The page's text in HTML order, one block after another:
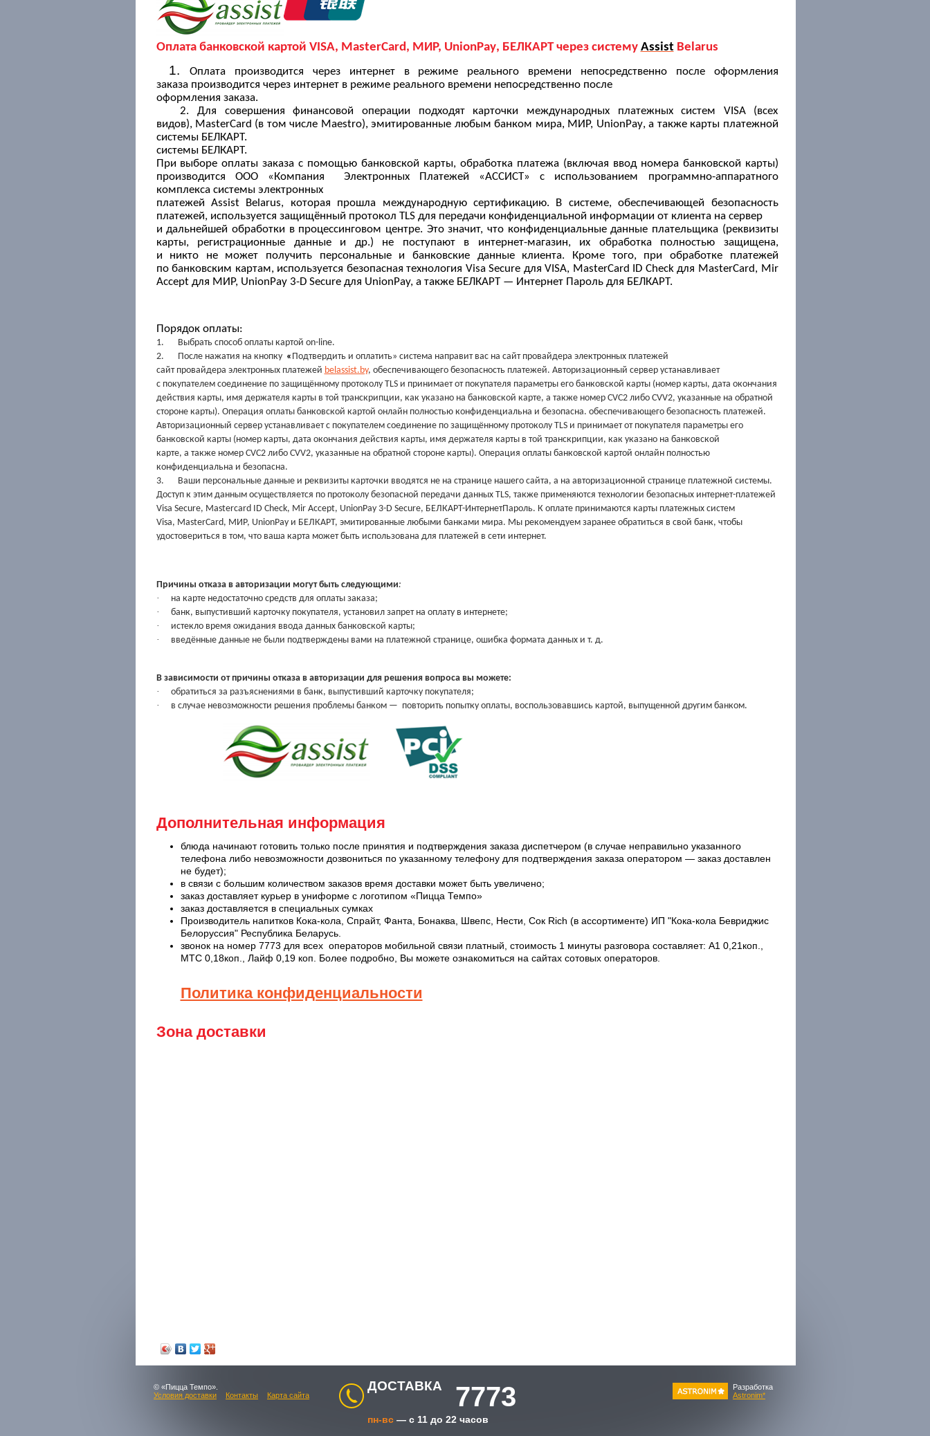
Оплата банковской картой VISA, MasterCard, МИР, UnionPay, БЕЛКАРТчерез систему Assist Belarus
1.Оплата производится через интернет в режиме реального времени непосредственно после оформления
заказа производится через интернет в режиме реального времени непосредственно после
оформления заказа.
2. Для совершения финансовой операции подходят карточки международных платежных систем VISA (всех
видов), MasterCard (в том числе Maestro), эмитированные любым банком мира, МИР, UnionPay, а также карты платежной
системы БЕЛКАРТ.
системы БЕЛКАРТ.
При выборе оплаты заказа с помощью банковской карты, обработка платежа (включая ввод номера банковской карты)
производится ООО «Компания Электронных Платежей «АССИСТ» с использованием программно-аппаратного
комплекса системы электронных
платежей Assist Belarus, которая прошла международную сертификацию. В системе, обеспечивающей безопасность
платежей, используется защищённый протокол TLS для передачи конфиденциальной информации от клиента на сервер
и дальнейшей обработки в процессинговом центре. Это значит, что конфиденциальные данные плательщика (реквизиты
карты, регистрационные данные и др.) не поступают в интернет-магазин, их обработка полностью защищена,
и никто не может получить персональные и банковские данные клиента. Кроме того, при обработке платежей
по банковским картам, используется безопасная технология Visa Secure для VISA, MasterCard ID Check для MasterCard, Mir
Accept для МИР, UnionPay 3-D Secure для UnionPay, а также БЕЛКАРТ — Интернет Пароль для БЕЛКАРТ.
Порядок оплаты:
1.
Выбрать способ оплаты картой on-line.
2.
После нажатия на кнопку « Подтвердить и оплатить» система направит вас на сайт провайдера электронных платежей
сайт провайдера электронных платежей belassist.by, обеспечивающего безопасность платежей. Авторизационный сервер устанавливает
с покупателем соединение по защищённому протоколу TLS и принимает от покупателя параметры его банковской карты (номер карты, дата окончания
действия карты, имя держателя карты в той транскрипции, как указано на банковской карте, а также номер CVC2 либо CVV2, указанные на обратной
стороне карты). Операция оплаты банковской картой онлайн полностью конфиденциальна и безопасна. обеспечивающего безопасность платежей.
Авторизационный сервер устанавливает с покупателем соединение по защищённому протоколу TLS и принимает от покупателя параметры его
банковской карты (номер карты, дата окончания действия карты, имя держателя карты в той транскрипции, как указано на банковской
карте, а также номер CVC2 либо CVV2, указанные на обратной стороне карты). Операция оплаты банковской картой онлайн полностью
конфиденциальна и безопасна.
3.
Ваши персональные данные и реквизиты карточки вводятся не на странице нашего сайта, а на авторизационной странице платежной системы.
Доступ к этим данным осуществляется по протоколу безопасной передачи данных TLS, также применяются технологии безопасных интернет-платежей
Visa Secure, Mastercard ID Check, Mir Accept, UnionPay 3-D Secure, БЕЛКАРТ-ИнтернетПароль. К оплате принимаются карты платежных систем
Visa, MasterCard, МИР, UnionPay и БЕЛКАРТ, эмитированные любыми банками мира. Мы рекомендуем заранее обратиться в свой банк, чтобы
удостовериться в том, что ваша карта может быть использована для платежей в сети интернет.
Причины отказа в авторизации могут быть следующими:
·
на карте недостаточно средств для оплаты заказа;
·
банк, выпустивший карточку покупателя, установил запрет на оплату в интернете;
·
истекло время ожидания ввода данных банковской карты;
·
введённые данные не были подтверждены вами на платежной странице, ошибка формата данных и т. д.
В зависимости от причины отказа в авторизации для решения вопроса вы можете:
·
обратиться за разъяснениями в банк, выпустивший карточку покупателя;
·
в случае невозможности решения проблемы банком — повторить попытку оплаты, воспользовавшись картой, выпущенной другим банком.
Дополнительная информация
блюда начинают готовить только после принятия и подтверждения заказа диспетчером (в случае неправильно указанного
телефона либо невозможности дозвониться по указанному телефону для подтверждения заказа оператором — заказ доставлен
не будет);
в связи с большим количеством заказов время доставки может быть увеличено;
заказ доставляет курьер в униформе с логотипом «Пицца Темпо»
заказ доставляется в специальных сумках
Производитель напитков Кока-кола, Спрайт, Фанта, Бонаква, Швепс, Нести, Сок Rich (в ассортименте) ИП "Кока-кола Бевриджис
Белоруссия" Республика Беларусь.
звонок на номер 7773 для всех операторов мобильной связи платный, стоимость 1 минуты разговора составляет: А1 0,21коп.,
МТС 0,18коп., Лайф 0,19 коп. Более подробно, Вы можете ознакомиться на сайтах сотовых операторов.
Политика конфиденциальности
Зона доставки
© «Пицца Темпо».
Условия доставки
Контакты Карта сайта
ДОСТАВКА 7773
пн-вс — с 11 до 22 часов
Разработка
Astronim*